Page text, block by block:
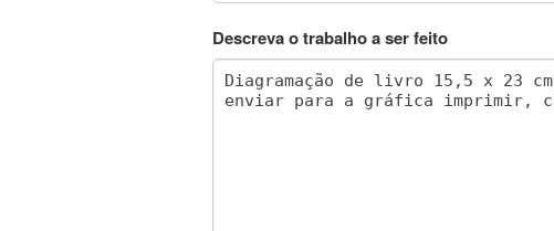
Descreva o trabalho a ser feito